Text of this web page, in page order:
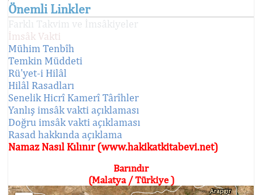
Önemli Linkler
Farklı Takvim ve İmsâkiyeler
İmsâk Vakti
Mühim Tenbîh
Temkin Müddeti
Rü'yet-i Hilâl
Hilâl Rasadları
Senelik Hicrî Kamerî Târîhler
Yanlış imsâk vakti açıklaması
Doğru imsâk vakti açıklaması
Rasad hakkında açıklama
Namaz Nasıl Kılınır (www.hakikatkitabevi.net)
Barındır
(Malatya / Türkiye )